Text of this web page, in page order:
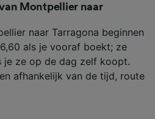
Montpellier naar
naar Tarragona beginnen
als je vooraf boekt; ze
je ze op de dag zelf koopt.
afhankelijk van de tijd, route